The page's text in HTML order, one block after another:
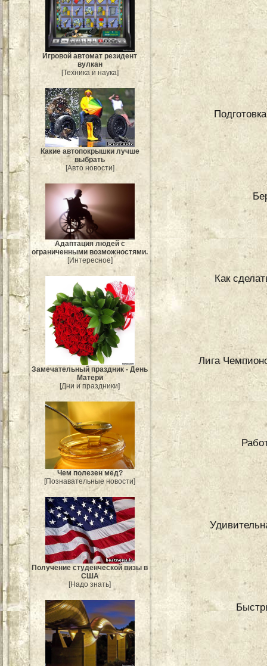
Игровой автомат резидент
вулкан
[Техника и наука]
Какие автопокрышки лучше
выбрать
[Авто новости]
Адаптация людей с
ограниченными возможностями.
[Интересное]
Замечательный праздник - День
Матери
[Дни и праздники]
Чем полезен мед?
[Познавательные новости]
Получение студенческой визы в
США
[Надо знать]
Как
Лига